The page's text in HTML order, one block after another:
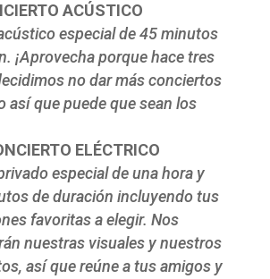
ACÚSTICO
especial de 45 minutos
¡Aprovecha porque hace tres
no dar más conciertos
así que puede que sean los
ELÉCTRICO
especial de una hora y
de duración incluyendo tus
favoritas a elegir. Nos
nuestras visuales y nuestros
así que reúne a tus amigos y